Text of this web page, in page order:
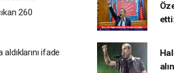
260
ifade